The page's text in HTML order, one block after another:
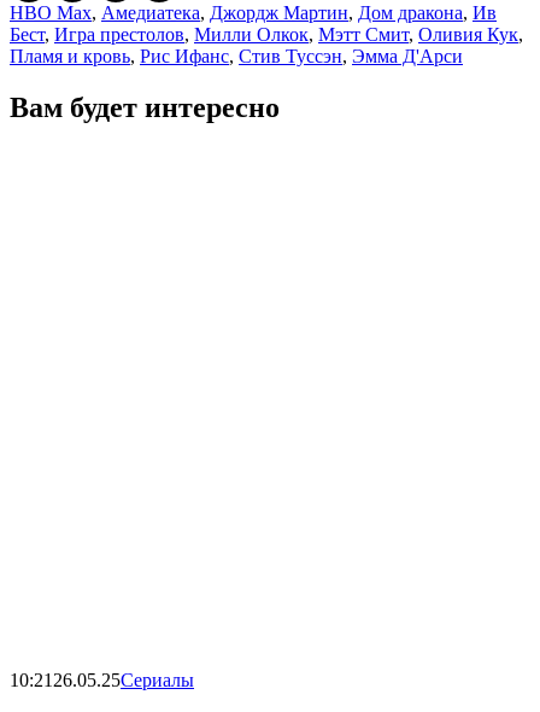
HBO Max, Амедиатека, Джордж Мартин, Дом дракона, Ив
Бест, Игра престолов, Милли Олкок, Мэтт Смит, Оливия Кук,
Пламя и кровь, Рис Ифанс, Стив Туссэн, Эмма Д'Арси
Вам будет интересно
10:21 26.05.25Сериалы